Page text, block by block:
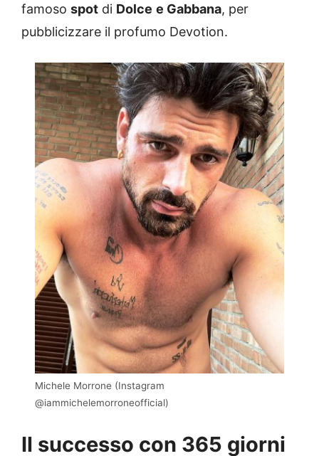
famoso spot di Dolce e Gabbana, per
pubblicizzare il profumo Devotion.
Michele Morrone (Instagram
@iammichelemorroneofficial)
Il successo con 365 giorni